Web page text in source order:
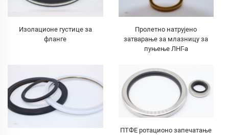
Изолационе густице за
фланге
Пролетно натрујено
затварање за млазницу за
пуњење ЛНГ-а
ПТФЕ ротационо запечатање